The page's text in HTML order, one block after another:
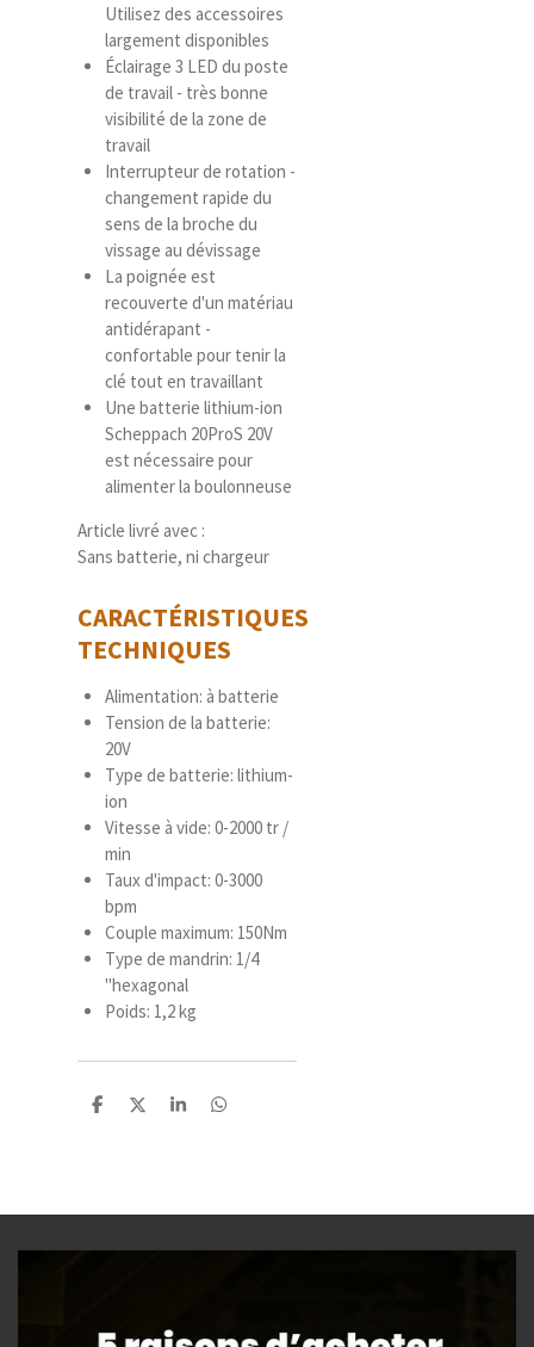
Utilisez des accessoires
largement disponibles
Éclairage 3 LED du poste
de travail - très bonne
visibilité de la zone de
travail
Interrupteur de rotation -
changement rapide du
sens de la broche du
vissage au dévissage
La poignée est
recouverte d'un matériau
antidérapant -
confortable pour tenir la
clé tout en travaillant
Une batterie lithium-ion
Scheppach 20ProS 20V
est nécessaire pour
alimenter la boulonneuse
Article livré avec :
Sans batterie, ni chargeur
CARACTÉRISTIQUES
TECHNIQUES
Alimentation: à batterie
Tension de la batterie:
20V
Type de batterie: lithium-
ion
Vitesse à vide: 0-2000 tr /
min
Taux d'impact: 0-3000
bpm
Couple maximum: 150Nm
Type de mandrin: 1/4
"hexagonal
Poids: 1,2 kg
P
e
P
e
P
e
P
e